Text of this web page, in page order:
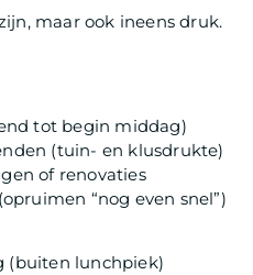
maar ook ineens druk.
tot begin middag)
(tuin- en klusdrukte)
of renovaties
“nog even snel”)
(buiten lunchpiek)